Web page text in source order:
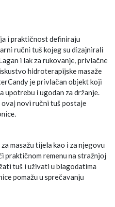
i praktičnost definiraju
ručni tuš kojeg su dizajnirali
i lak za rukovanje, privlačne
hidroterapijske masaže
je privlačan objekt koji
upotrebu i ugodan za držanje.
ovaj novi ručni tuš postaje
masažu tijela kao i za njegovu
praktičnom remenu na stražnjoj
tuš i uživati u blagodatima
pomažu u sprečavanju